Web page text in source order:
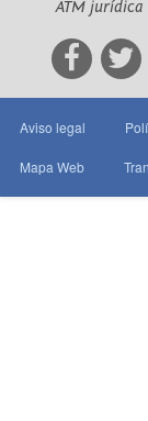
ATM
Aviso legal
Mapa Web